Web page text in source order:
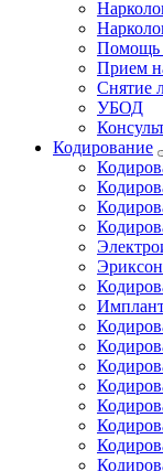
Помощь
Прием
Снятие
УБОД
Кодирование